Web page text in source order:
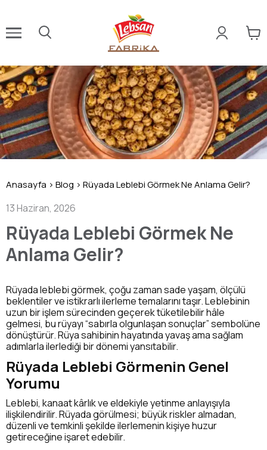
Anasayfa > Blog > Rüyada Leblebi Görmek Ne Anlama Gelir?
13 Haziran, 2026
Rüyada Leblebi Görmek Ne
Anlama Gelir?
Rüyada leblebi görmek, çoğu zaman sade yaşam, ölçülü
beklentiler ve istikrarlı ilerleme temalarını taşır. Leblebinin
uzun bir işlem sürecinden geçerek tüketilebilir hâle
gelmesi, bu rüyayı “sabırla olgunlaşan sonuçlar” sembolüne
dönüştürür. Rüya sahibinin hayatında yavaş ama sağlam
adımlarla ilerlediği bir dönemi yansıtabilir.
Rüyada Leblebi Görmenin Genel
Yorumu
Leblebi, kanaat kârlık ve eldekiyle yetinme anlayışıyla
ilişkilendirilir. Rüyada görülmesi; büyük riskler almadan,
düzenli ve temkinli şekilde ilerlemenin kişiye huzur
getireceğine işaret edebilir.